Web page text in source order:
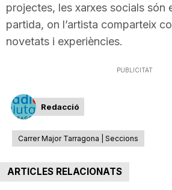
projectes, les xarxes socials són
partida, on l’artista comparteix
novetats i experiències.
PUBLICITAT
Redacció
Carrer Major Tarragona | Seccions
ARTICLES RELACIONATS